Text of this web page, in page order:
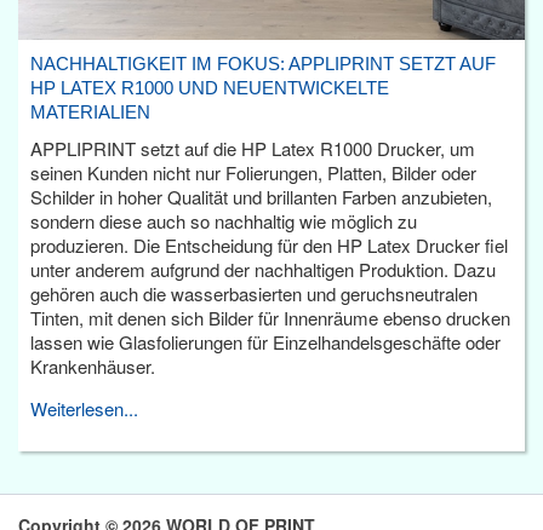
NACHHALTIGKEIT IM FOKUS: APPLIPRINT SETZT AUF
HP LATEX R1000 UND NEUENTWICKELTE
MATERIALIEN
APPLIPRINT setzt auf die HP Latex R1000 Drucker, um
seinen Kunden nicht nur Folierungen, Platten, Bilder oder
Schilder in hoher Qualität und brillanten Farben anzubieten,
sondern diese auch so nachhaltig wie möglich zu
produzieren. Die Entscheidung für den HP Latex Drucker fiel
unter anderem aufgrund der nachhaltigen Produktion. Dazu
gehören auch die wasserbasierten und geruchsneutralen
Tinten, mit denen sich Bilder für Innenräume ebenso drucken
lassen wie Glasfolierungen für Einzelhandelsgeschäfte oder
Krankenhäuser.
Weiterlesen...